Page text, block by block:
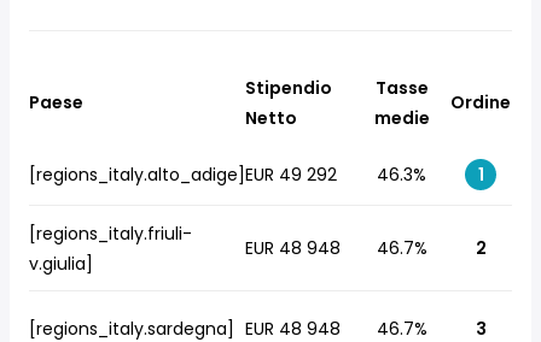
Paese
Stipendio
Netto
Tasse
medie
Ordine
[regions_italy.alto_adige]EUR 49 292 46.3% 1
[regions_italy.friuli-
v.giulia]
EUR 48 948 46.7% 2
[regions_italy.sardegna] EUR 48 948 46.7% 3